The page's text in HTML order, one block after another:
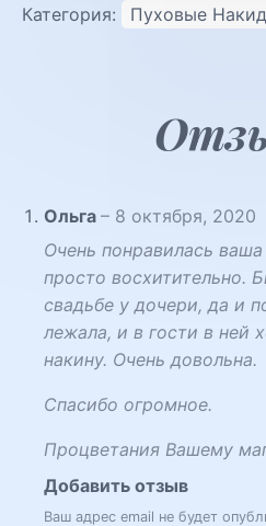
Категория: Пуховые
Ольга – 8 октября, 2020
Очень понравилась
просто восхитительно.
свадьбе у дочери, да и
лежала, и в гости в ней
накину. Очень довольна.
Спасибо огромное.
Процветания Вашему
Добавить отзыв
Ваш адрес email не будет